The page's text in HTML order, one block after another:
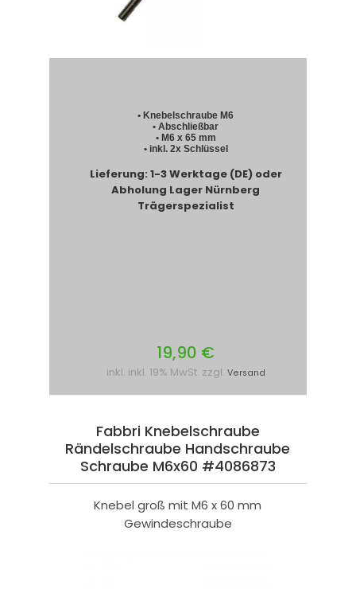
• Knebelschraube M6
• Abschließbar
• M6 x 65 mm
• inkl. 2x Schlüssel
Lieferung: 1-3 Werktage (DE) oder
Abholung Lager Nürnberg
Trägerspezialist
19,90 €
inkl. inkl. 19% MwSt. zzgl. Versand
Fabbri Knebelschraube
Rändelschraube Handschraube
Schraube M6x60 #4086873
Knebel groß mit M6 x 60 mm
Gewindeschraube